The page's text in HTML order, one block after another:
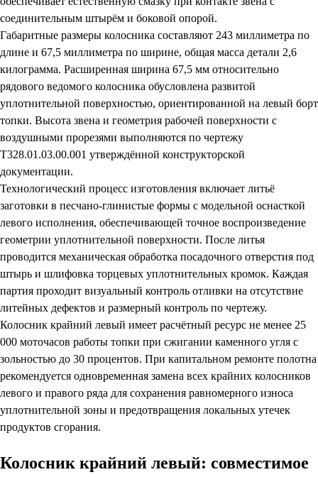
соединительным штырём и боковой опорой.
Габаритные размеры колосника составляют 243 миллиметра по
длине и 67,5 миллиметра по ширине, общая масса детали 2,6
килограмма. Расширенная ширина 67,5 мм относительно
рядового ведомого колосника обусловлена развитой
уплотнительной поверхностью, ориентированной на левый борт
топки. Высота звена и геометрия рабочей поверхности с
воздушными прорезями выполняются по чертежу
Т328.01.03.00.001 утверждённой конструкторской
документации.
Технологический процесс изготовления включает литьё
заготовки в песчано-глинистые формы с модельной оснасткой
левого исполнения, обеспечивающей точное воспроизведение
геометрии уплотнительной поверхности. После литья
проводится механическая обработка посадочного отверстия под
штырь и шлифовка торцевых уплотнительных кромок. Каждая
партия проходит визуальный контроль отливки на отсутствие
литейных дефектов и размерный контроль по чертежу.
Колосник крайний левый имеет расчётный ресурс не менее 25
000 моточасов работы топки при сжигании каменного угля с
зольностью до 30 процентов. При капитальном ремонте полотна
рекомендуется одновременная замена всех крайних колосников
левого и правого ряда для сохранения равномерного износа
уплотнительной зоны и предотвращения локальных утечек
продуктов сгорания.
Колосник крайний левый: совместимое